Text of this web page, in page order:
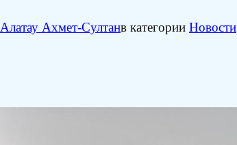
Алатау Ахмет-Султанв категории Новости